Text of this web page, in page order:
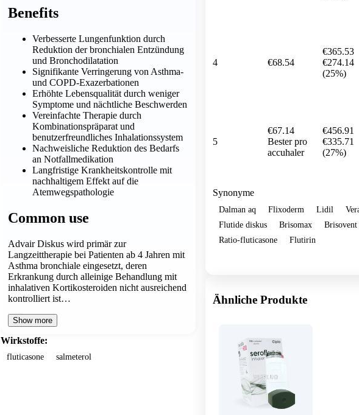
Benefits
Verbesserte Lungenfunktion durch
Reduktion der bronchialen Entzündung
und Bronchodilatation
Signifikante Verringerung von Asthma-
und COPD-Exazerbationen
Erhöhte Lebensqualität durch weniger
Symptome und nächtliche Beschwerden
Vereinfachte Therapie durch
Kombinationspräparat und
benutzerfreundliches Inhalationssystem
Nachweisliche Reduktion des Bedarfs
an Notfallmedikation
Langfristige Krankheitskontrolle mit
nachhaltigem Effekt auf die
Atemwegspathologie
Common use
Advair Diskus wird primär zur
Langzeittherapie bei Patienten ab 4 Jahren mit
Asthma bronchiale eingesetzt, deren
Erkrankung durch alleinige Behandlung mit
inhalativen Kortikosteroiden nicht ausreichend
kontrolliert ist…
Show more
Wirkstoffe:
fluticasone salmeterol
4 €68.54
€365.53
€274.14
(25%)
5
€67.14
Bester pro
accuhaler
€456.91
€335.71
(27%)
Synonyme
Dalman aq Flixoderm Lidil
Flutide diskus
Brisomax Brisovent
Ratio-fluticasone
Flutirin
Ähnliche Produkte